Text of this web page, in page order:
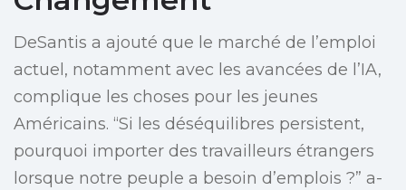
DeSantis a ajouté que le marché de l’emploi
actuel, notamment avec les avancées de l’IA,
complique les choses pour les jeunes
Américains. “Si les déséquilibres persistent,
pourquoi importer des travailleurs étrangers
lorsque notre peuple a besoin d’emplois ?” a-